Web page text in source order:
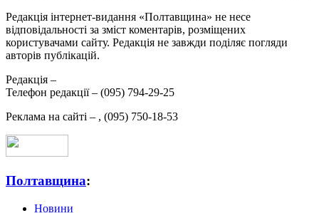
Редакція інтернет-видання «Полтавщина» не несе
відповідальності за зміст коментарів, розміщених
користувачами сайту. Редакція не завжди поділяє погляди
авторів публікацій.
Редакція –
Телефон редакції – (095) 794-29-25
Реклама на сайті – , (095) 750-18-53
Полтавщина:
Новини